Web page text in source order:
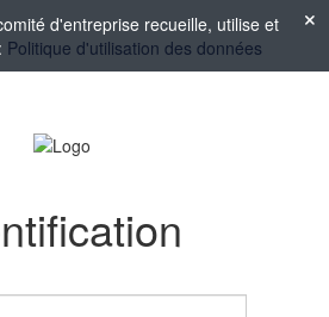
d'entreprise recueille, utilise et
Politique d'utilisation des données